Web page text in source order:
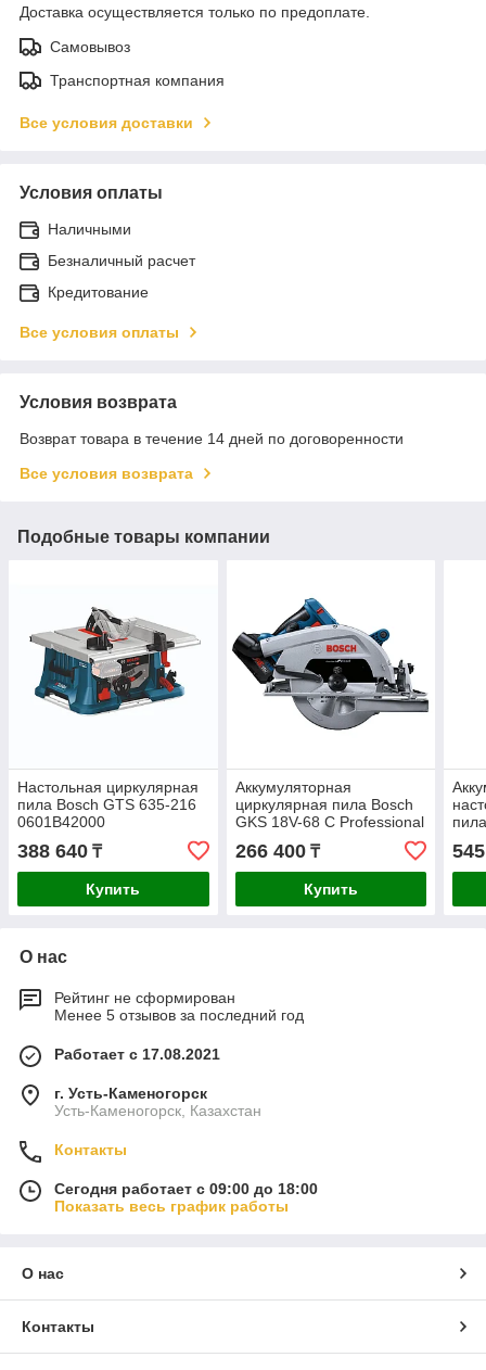
Доставка осуществляется только по предоплате.
Самовывоз
Транспортная компания
Все условия доставки
Условия оплаты
Наличными
Безналичный расчет
Кредитование
Все условия оплаты
Условия возврата
Возврат товара в течение 14 дней по договоренности
Все условия возврата
Подобные товары компании
Настольная циркулярная
пила Bosch GTS 635-216
0601B42000
388 640 ₸
Купить
Аккумуляторная
циркулярная пила Bosch
GKS 18V-68 C Professional
BITURBO Solo
06016B5000
266 400₸
Купить
О нас
Рейтинг не сформирован
Менее 5 отзывов за последний год
Работает с 17.08.2021
г. Усть-Каменогорск
Усть-Каменогорск, Казахстан
Контакты
Сегодня работает с 09:00 до 18:00
Показать весь график работы
О нас
Контакты